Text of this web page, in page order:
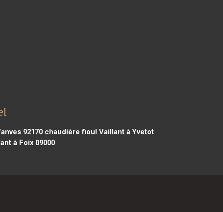
92170 chaudière fioul Vaillant à Yvetot
à Foix 09000